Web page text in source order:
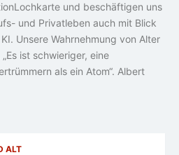
und beschäftigen uns
und Privatleben auch mit Blick
Unsere Wahrnehmung von Alter
ist schwieriger, eine
als ein Atom“. Albert
ALT